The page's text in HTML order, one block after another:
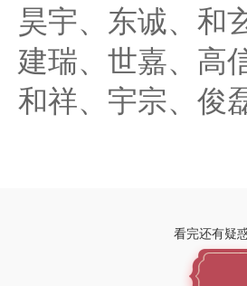
宇、东诚、和
瑞、世嘉、高
祥、宇宗、俊
看完还有疑